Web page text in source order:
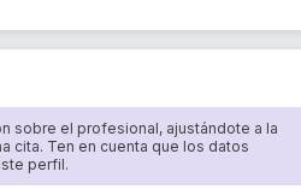
sobre el profesional, ajustándote a la
cita. Ten en cuenta que los datos
perfil.